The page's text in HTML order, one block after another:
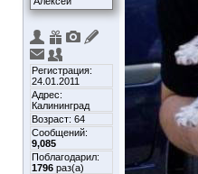
Регистрация:
24.01.2011
Адрес:
Калининград
Возраст: 64
Сообщений:
9,085
Поблагодарил:
1796 раз(а)